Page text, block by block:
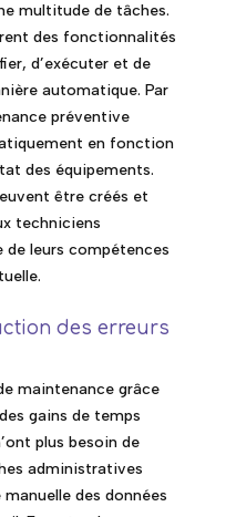
multitude de tâches.
des fonctionnalités
d’exécuter et de
automatique. Par
préventive
en fonction
des équipements.
être créés et
techniciens
leurs compétences
des erreurs
maintenance grâce
gains de temps
plus besoin de
administratives
des données